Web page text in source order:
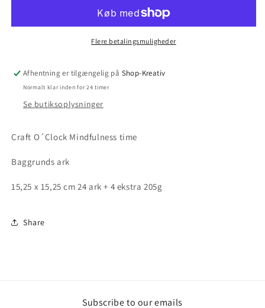
Flere betalingsmuligheder
Afhentning er tilgængelig på Shop-Kreativ
Normalt klar inden for 24 timer
Se butiksoplysninger
Craft O´Clock Mindfulness time
Baggrunds ark
15,25 x 15,25 cm 24 ark + 4 ekstra 205g
Share
Subscribe to our emails